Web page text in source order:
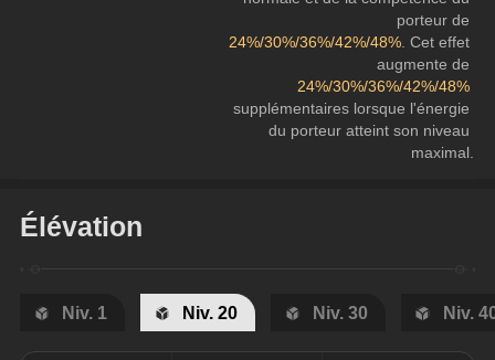
porteur de
24%/30%/36%/42%/48% . Cet effet
augmente de
24%/30%/36%/42%/48%
supplémentaires lorsque l'énergie
du porteur atteint son niveau
maximal.
Élévation
Niv. 1 Niv. 20 Niv. 30 Niv.